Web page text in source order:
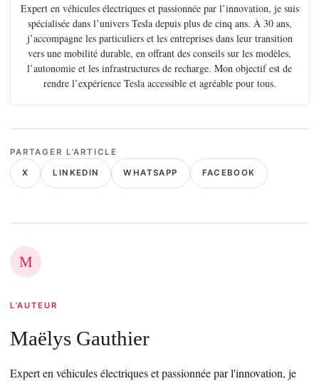
Expert en véhicules électriques et passionnée par l’innovation, je suis
spécialisée dans l’univers Tesla depuis plus de cinq ans. À 30 ans,
j’accompagne les particuliers et les entreprises dans leur transition
vers une mobilité durable, en offrant des conseils sur les modèles,
l’autonomie et les infrastructures de recharge. Mon objectif est de
rendre l’expérience Tesla accessible et agréable pour tous.
PARTAGER L’ARTICLE
X LINKEDIN WHATSAPP FACEBOOK
M
L’AUTEUR
Maëlys Gauthier
Expert en véhicules électriques et passionnée par l'innovation, je